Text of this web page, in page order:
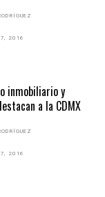
2016
inmobiliario y
a la CDMX
2016